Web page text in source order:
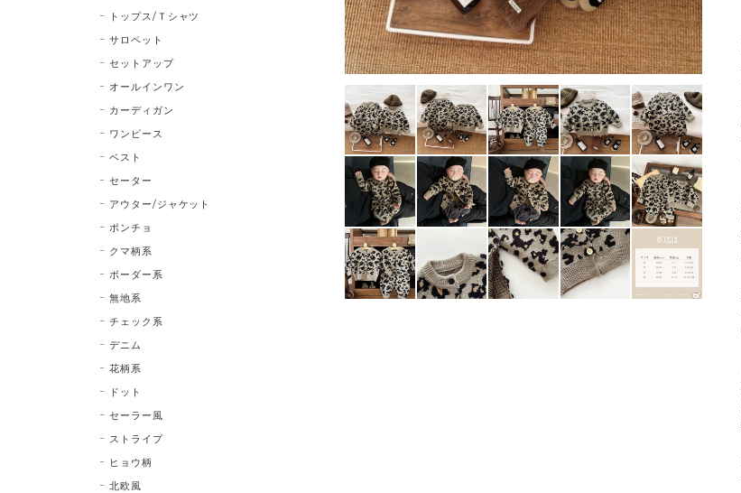
トップス/Ｔシャツ
サロペット
セットアップ
オールインワン
カーディガン
ワンピース
ベスト
セーター
アウター/ジャケット
ポンチョ
クマ柄系
ボーダー系
無地系
チェック系
デニム
花柄系
ドット
セーラー風
ストライプ
ヒョウ柄
北欧風